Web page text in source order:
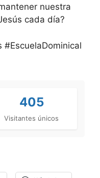
nuestra
cada día?
405
Visitantes únicos